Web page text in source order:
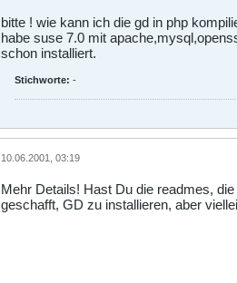
bitte ! wie kann ich die gd in php
habe suse 7.0 mit
schon installiert.
Stichworte: -
10.06.2001, 03:19
Mehr Details! Hast Du die readmes,
geschafft, GD zu installieren, aber